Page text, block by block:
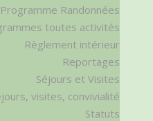
Programme Randonnées
toutes activités
Règlement intérieur
Reportages
Séjours et Visites
visites, convivialité
Statuts